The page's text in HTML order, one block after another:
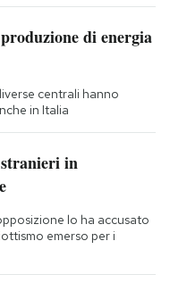
di energia
centrali hanno
in Italia
in
lo ha accusato
emerso per i